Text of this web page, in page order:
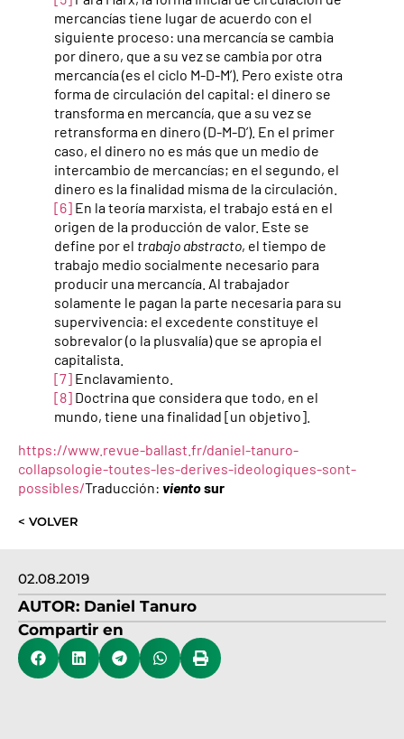
02.08.2019
AUTOR: Daniel Tanuro
Compartir en
mercancías tiene lugar de acuerdo con el
siguiente proceso: una mercancía se cambia
por dinero, que a su vez se cambia por otra
mercancía (es el ciclo M-D-M’). Pero existe otra
forma de circulación del capital: el dinero se
transforma en mercancía, que a su vez se
retransforma en dinero (D-M-D’). En el primer
caso, el dinero no es más que un medio de
intercambio de mercancías; en el segundo, el
dinero es la finalidad misma de la circulación.
[6] En la teoría marxista, el trabajo está en el
origen de la producción de valor. Este se
define por el trabajo abstracto, el tiempo de
trabajo medio socialmente necesario para
producir una mercancía. Al trabajador
solamente le pagan la parte necesaria para su
supervivencia: el excedente constituye el
sobrevalor (o la plusvalía) que se apropia el
capitalista.
[7] Enclavamiento.
[8] Doctrina que considera que todo, en el
mundo, tiene una finalidad [un objetivo].
https://www.revue-ballast.fr/daniel-tanuro-
collapsologie-toutes-les-derives-ideologiques-sont-
possibles/Traducción: vientosur
< VOLVER